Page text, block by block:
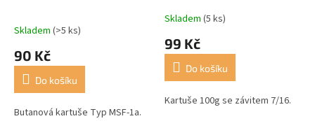
Skladem (>5 ks)
90 Kč
Do košíku
Butanová kartuše Typ MSF-1a.
Průměrné
produktu
5,0
5
Skladem (5 ks)
99 Kč
Do košíku
Kartuše 100g se závitem 7/16.